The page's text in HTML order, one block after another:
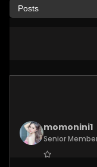
momonini1
Senior